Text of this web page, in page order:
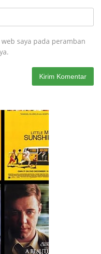
saya pada peramban